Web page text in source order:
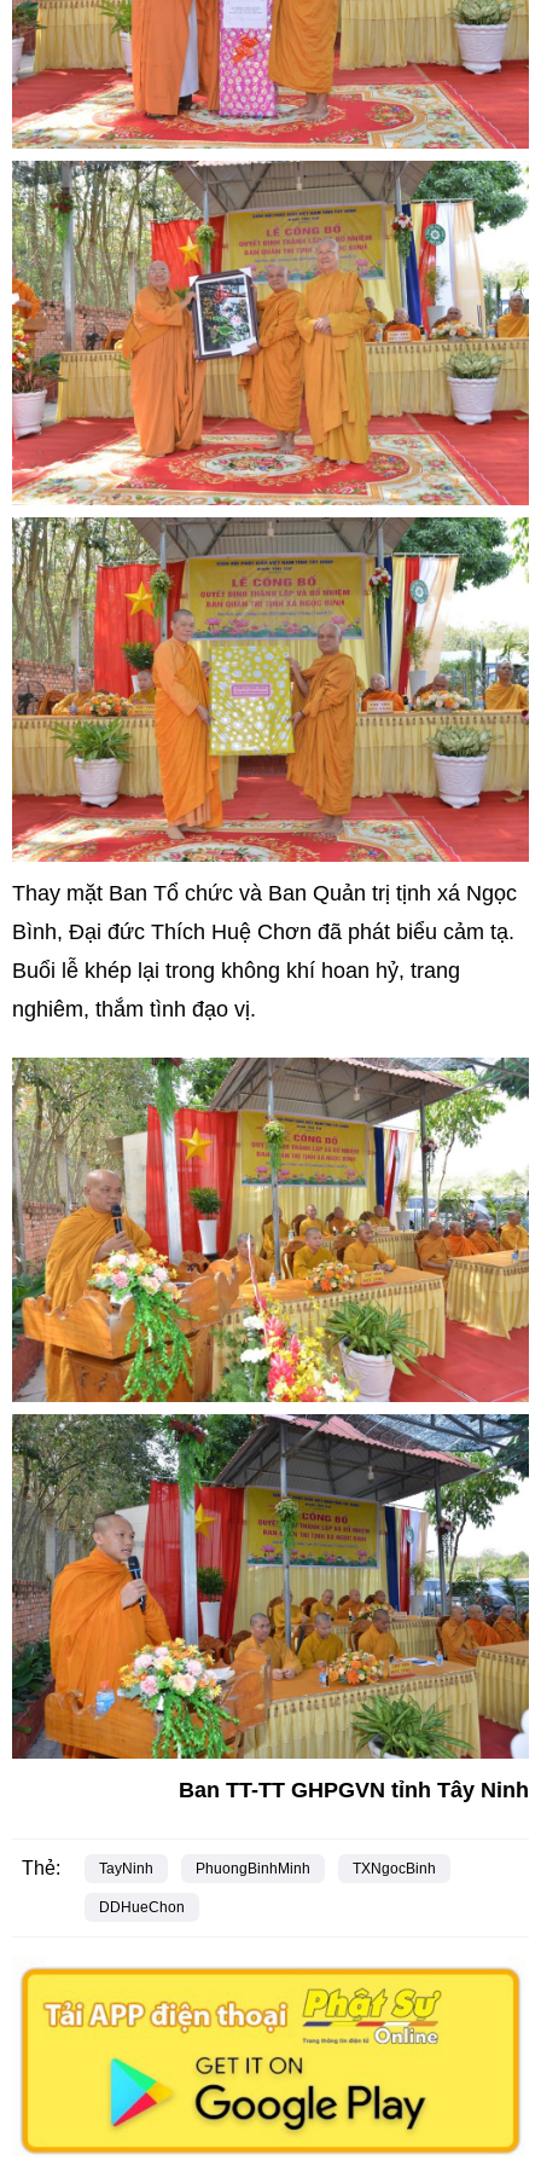
Thay mặt Ban Tổ chức và Ban Quản trị tịnh xá Ngọc
Bình, Đại đức Thích Huệ Chơn đã phát biểu cảm tạ.
Buổi lễ khép lại trong không khí hoan hỷ, trang
nghiêm, thắm tình đạo vị.
Ban TT-TT GHPGVN tỉnh Tây Ninh
Thẻ: TayNinh PhuongBinhMinh TXNgocBinh
DDHueChon